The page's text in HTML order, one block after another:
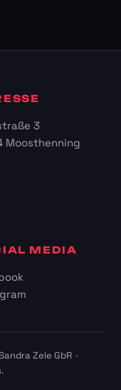
3
Moosthenning
MEDIA
Zele GbR ·